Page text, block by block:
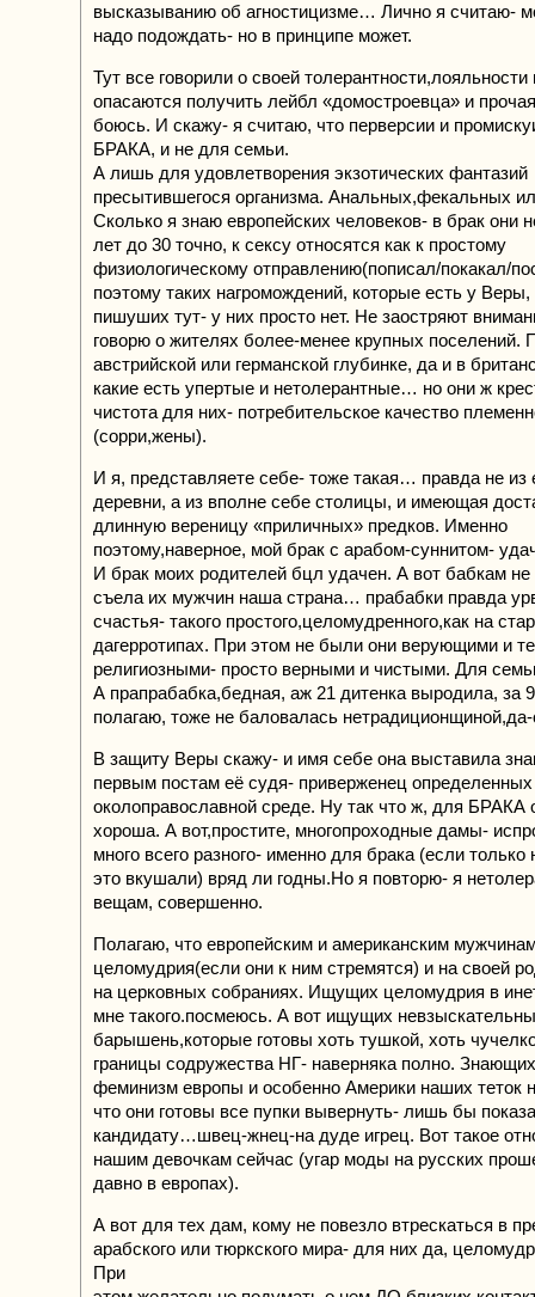
высказыванию об агностицизме… Лично я считаю-
надо подождать- но в принципе может.
Тут все говорили о своей
опасаются получить лейбл «домостроевца» и
боюсь. И скажу- я считаю, что перверсии и
БРАКА, и не для семьи.
А лишь для удовлетворения экзотических фантазий
пресытившегося организма. Анальных,фекальных
Сколько я знаю европейских человеков- в брак они
лет до 30 точно, к сексу относятся как к простому
физиологическому отправлению(пописал/покакал/
поэтому таких нагромождений, которые есть у
пишуших тут- у них просто нет. Не заостряют
говорю о жителях более-менее крупных поселений.
австрийской или германской глубинке, да и в
какие есть упертые и нетолерантные… но они ж
чистота для них- потребительское качество
(сорри,жены).
И я, представляете себе- тоже такая… правда не из
деревни, а из вполне себе столицы, и имеющая
длинную вереницу «приличных» предков. Именно
поэтому,наверное, мой брак с арабом-суннитом-
И брак моих родителей бцл удачен. А вот бабкам не
съела их мужчин наша страна… прабабки правда
счастья- такого простого,целомудренного,как на
дагерротипах. При этом не были они верующими и
религиозными- просто верными и чистыми. Для
А прапрабабка,бедная, аж 21 дитенка выродила, за
полагаю, тоже не баловалась
В защиту Веры скажу- и имя себе она выставила
первым постам её судя- приверженец определенных
околоправославной среде. Ну так что ж, для БРАКА
хороша. А вот,простите, многопроходные дамы-
много всего разного- именно для брака (если только
это вкушали) вряд ли годны.Но я повторю- я
вещам, совершенно.
Полагаю, что европейским и американским
целомудрия(если они к ним стремятся) и на своей
на церковных собраниях. Ищущих целомудрия в
мне такого.посмеюсь. А вот ищущих
барышень,которые готовы хоть тушкой, хоть
границы содружества НГ- наверняка полно.
феминизм европы и особенно Америки наших теток
что они готовы все пупки вывернуть- лишь бы
кандидату…швец-жнец-на дуде игрец. Вот такое
нашим девочкам сейчас (угар моды на русских
давно в европах).
А вот для тех дам, кому не повезло втрескаться в
арабского или тюркского мира- для них да,
При